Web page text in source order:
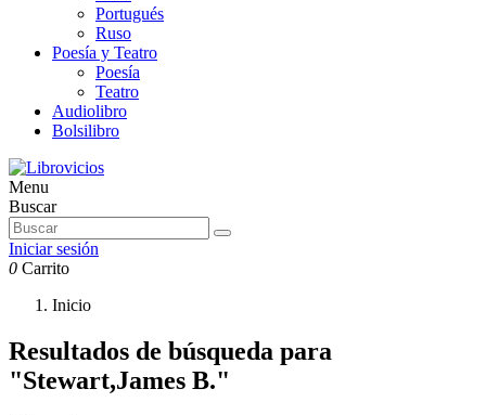
Portugués
Ruso
Poesía y Teatro
Poesía
Teatro
Audiolibro
Bolsilibro
Menu
Buscar
Iniciar sesión
0 Carrito
Inicio
Resultados de búsqueda para
"Stewart,James B."